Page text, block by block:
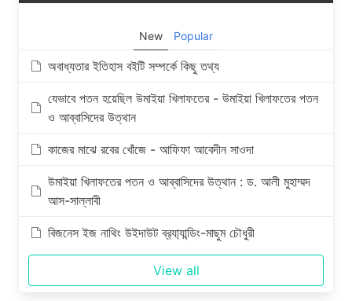
New Popular
অবাধ্যতার ইতিহাস বইটি সম্পর্কে কিছু তথ্য
যেভাবে পতন হয়েছিল উমাইয়া খিলাফতের - উমাইয়া খিলাফতের পতন
ও আব্বাসিদের উত্থান
কাজের মাঝে রবের খোঁজে - আফিফা আবেদীন সাওদা
উমাইয়া খিলাফতের পতন ও আব্বাসিদের উত্থান : ড. আলী মুহাম্মদ
আস-সাল্লাবী
বিজনেস ইজ নাথিং উইদাউট ব্র‍্যা্যান্ডিং-মাছুম চৌধুরী
View all